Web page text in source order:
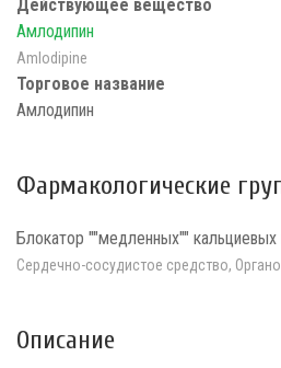
Действующее вещество
Амлодипин
Amlodipine
Торговое название
Амлодипин
Фармакологические
Блокатор ""медленных""
Сердечно-сосудистое средство,
Описание